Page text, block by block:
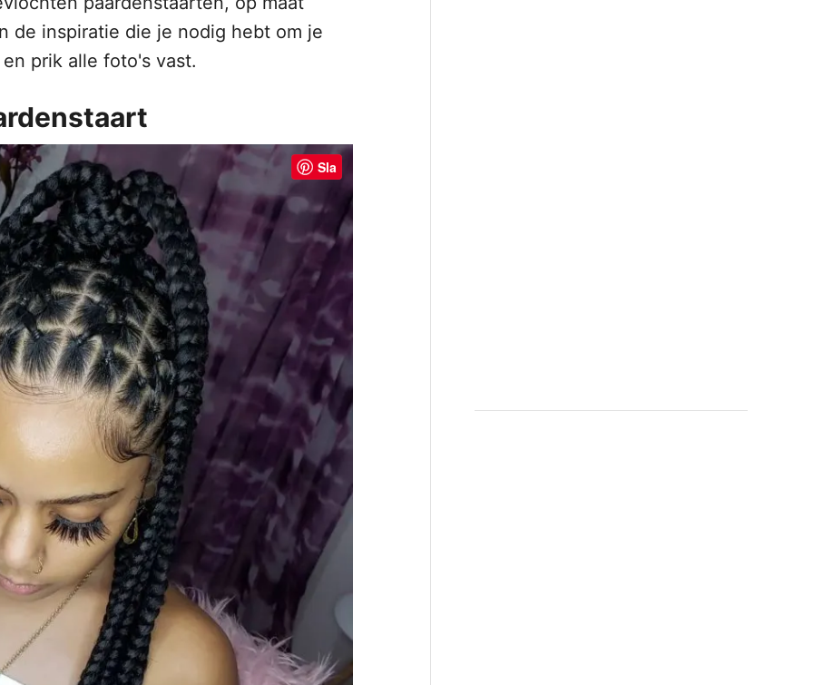
de inspiratie die je nodig hebt om je
prik alle foto's vast.
Sla